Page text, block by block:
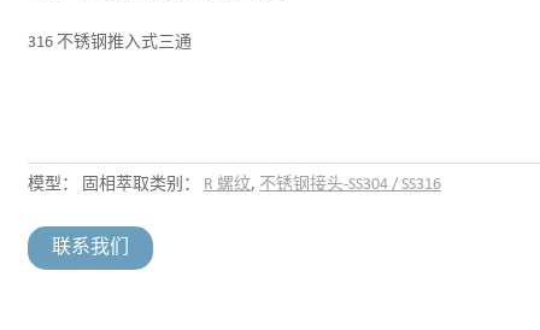
316 不锈钢推入式三通
模型： 固相萃取类别： R 螺纹, 不锈钢接头-SS304 / SS316
联系我们